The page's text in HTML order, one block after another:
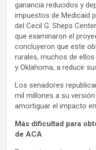
ganancia reducidos y
impuestos de Medicaid
del Cecil G. Sheps
que examinaron el
concluyeron que este
rurales, muchos de
y Oklahoma, a reducir
Los senadores
mil millones a su
amortiguar el impacto
Más dificultad para
de ACA